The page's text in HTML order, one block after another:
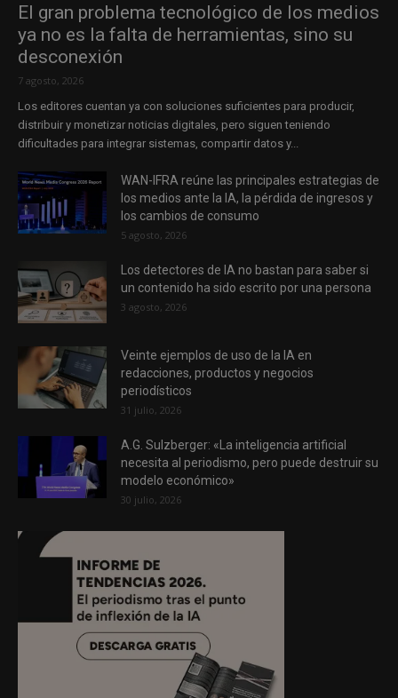
El gran problema tecnológico de los medios
ya no es la falta de herramientas, sino su
desconexión
7 agosto, 2026
Los editores cuentan ya con soluciones suficientes para producir,
distribuir y monetizar noticias digitales, pero siguen teniendo
dificultades para integrar sistemas, compartir datos y...
WAN-IFRA reúne las principales estrategias de
los medios ante la IA, la pérdida de ingresos y
los cambios de consumo
5 agosto, 2026
Los detectores de IA no bastan para saber si
un contenido ha sido escrito por una persona
3 agosto, 2026
Veinte ejemplos de uso de la IA en
redacciones, productos y negocios
periodísticos
31 julio, 2026
A.G. Sulzberger: «La inteligencia artificial
necesita al periodismo, pero puede destruir su
modelo económico»
30 julio, 2026